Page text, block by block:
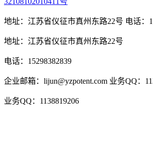
地址：江苏省仪征市真州东路22号 电话：
地址：江苏省仪征市真州东路22号
电话：15298382839
企业邮箱：lijun@yzpotent.com 业务QQ：
业务QQ：1138819206